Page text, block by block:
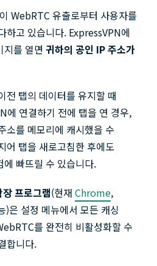
WebRTC 유출로부터 사용자를
하고 있습니다. ExpressVPN에
지를 열면 귀하의 공인 IP 주소가
전 탭의 데이터를 유지할 때
에 연결하기 전에 탭을 연 경우,
소를 메모리에 캐시했을 수
어 탭을 새로고침한 후에도
빠뜨릴 수 있습니다.
프로그램(현재 Chrome,
)은 설정 메뉴에서 모든 캐싱
를 완전히 비활성화할 수
합니다.